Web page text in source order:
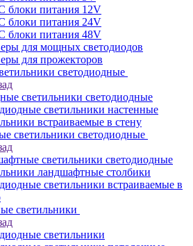
блоки питания 12V
блоки питания 24V
блоки питания 48V
для мощных светодиодов
для прожекторов
светодиодные
светильники светодиодные
светильники настенные
встраиваемые в стену
светильники светодиодные
светильники светодиодные
ландшафтные столбики
светильники встраиваемые в
светильники
светильники